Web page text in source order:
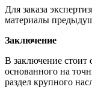
Для заказа
материалы
Заключение
В заключение стоит
основанного на
раздел крупного